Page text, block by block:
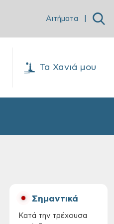
Αιτήματα
Τα Χανιά μου
Σημαντικά
Κατά την τρέχουσα